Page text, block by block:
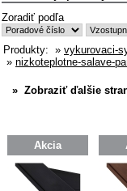
Zoradiť podľa
Produkty: » vykurovaci-
» nizkoteplotne-salave-
» Zobraziť ďalšie
Akcia